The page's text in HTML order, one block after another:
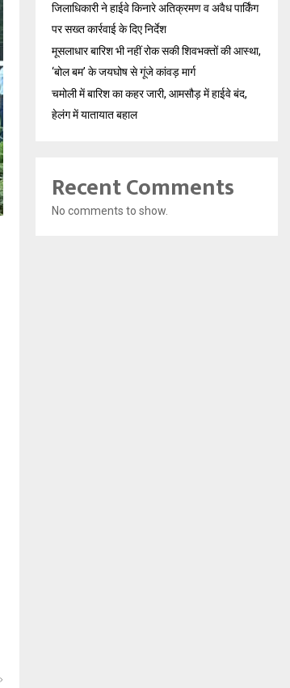
जिलाधिकारी ने हाईवे किनारे अतिक्रमण व अवैध पार्किंग
पर सख्त कार्रवाई के दिए निर्देश
मूसलाधार बारिश भी नहीं रोक सकी शिवभक्तों की आस्था,
‘बोल बम’ के जयघोष से गूंजे कांवड़ मार्ग
चमोली में बारिश का कहर जारी, आमसौड़ में हाईवे बंद,
हेलंग में यातायात बहाल
Recent Comments
No comments to show.